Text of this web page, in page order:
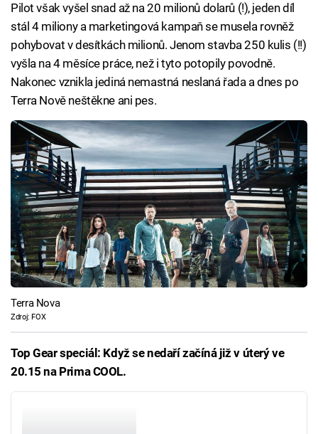
Pilot však vyšel snad až na 20 milionů dolarů (!), jeden díl
stál 4 miliony a marketingová kampaň se musela rovněž
pohybovat v desítkách milionů. Jenom stavba 250 kulis (!!)
vyšla na 4 měsíce práce, než i tyto potopily povodně.
Nakonec vznikla jediná nemastná neslaná řada a dnes po
Terra Nově neštěkne ani pes.
Terra Nova
Zdroj: FOX
Top Gear speciál: Když se nedaří začíná již v úterý ve
20.15 na Prima COOL.